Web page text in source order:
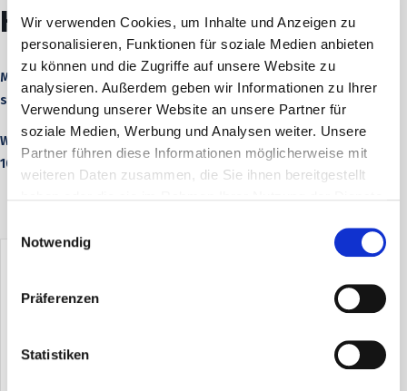
Wir verwenden Cookies, um Inhalte und Anzeigen zu
personalisieren, Funktionen für soziale Medien anbieten
zu können und die Zugriffe auf unsere Website zu
analysieren. Außerdem geben wir Informationen zu Ihrer
Verwendung unserer Website an unsere Partner für
soziale Medien, Werbung und Analysen weiter. Unsere
Partner führen diese Informationen möglicherweise mit
weiteren Daten zusammen, die Sie ihnen bereitgestellt
Notwendig
Präferenzen
Statistiken
Hamburg-Ohlstedt
Michael Göring liest im Café zur Ohlstedter Apotheke aus
seinem neuen Roman “Algund”.
Weitere Informationen direkt beim Veranstalter, Tel. 040 333
103 13.